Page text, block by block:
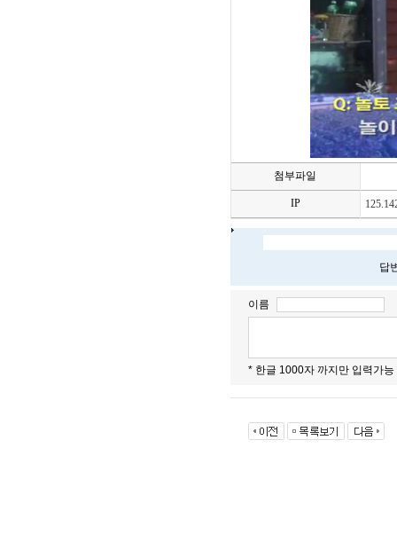
첨부파일
IP
답
이름
* 한글 1000자 까지만 입력가